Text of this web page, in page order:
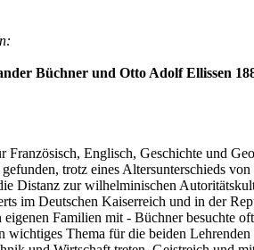
Büchner und Otto Adolf Ellissen
Englisch, Geschichte und
trotz eines Altersunterschieds
Distanz zur wilhelminischen
im Deutschen Kaiserreich und in der
Familien mit - Büchner besuchte
wichtiges Thema für die beiden